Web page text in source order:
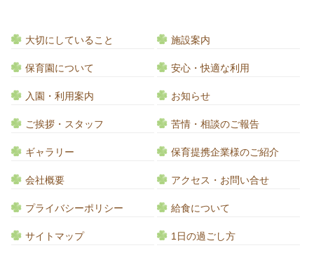
大切にしていること 施設案内
保育園について 安心・快適な利用
入園・利用案内 お知らせ
ご挨拶・スタッフ 苦情・相談のご報告
ギャラリー 保育提携企業様のご紹介
会社概要 アクセス・お問い合せ
プライバシーポリシー 給食について
サイトマップ 1日の過ごし方